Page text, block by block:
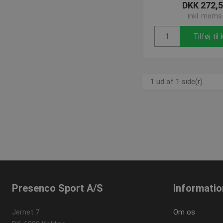
DKK
inkl. moms
Tilføj til
1 ud af 1 side(r)
Presenco Sport A/S
Jernet 7
Om os
Absolut
Hjemmesiden kan
popup-signup-